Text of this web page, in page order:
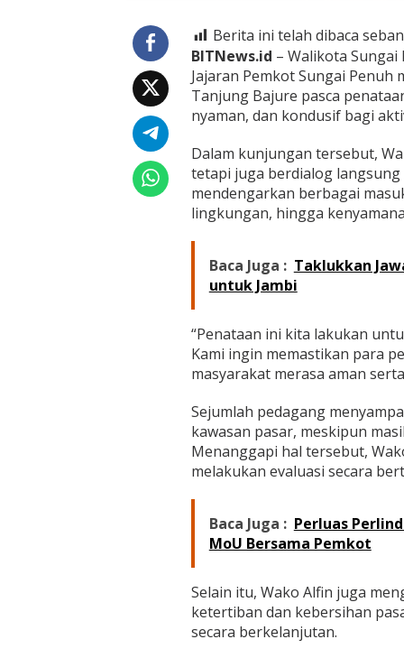
,
a
k
o
A
l
f
n
i
a
l
b
e
r
a
m
a
P
d
a
g
a
n
a
n
P
n
u
n
Berita ini telah dibaca
BITNews.id – Walikota Sungai
Jajaran Pemkot Sungai
Tanjung Bajure pasca
nyaman, dan kondusif bagi
Dalam kunjungan tersebut,
tetapi juga berdialog
mendengarkan berbagai
lingkungan, hingga
Baca Juga : Taklukkan
untuk Jambi
“Penataan ini kita lakukan
Kami ingin memastikan para
masyarakat merasa aman
Sejumlah pedagang
kawasan pasar, meskipun
Menanggapi hal tersebut,
melakukan evaluasi secara
Baca Juga : Perluas
MoU Bersama Pemkot
Selain itu, Wako Alfin juga
ketertiban dan kebersihan
secara berkelanjutan.